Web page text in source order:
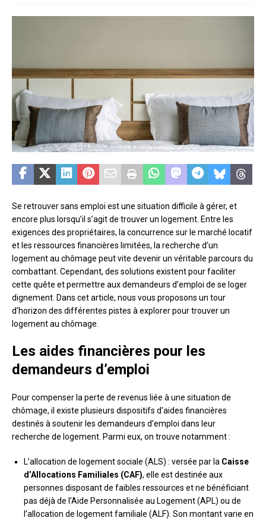
Se retrouver sans emploi est une situation difficile à gérer, et
encore plus lorsqu’il s’agit de trouver un logement. Entre les
exigences des propriétaires, la concurrence sur le marché locatif
et les ressources financières limitées, la recherche d’un
logement au chômage peut vite devenir un véritable parcours du
combattant. Cependant, des solutions existent pour faciliter
cette quête et permettre aux demandeurs d’emploi de se loger
dignement. Dans cet article, nous vous proposons un tour
d’horizon des différentes pistes à explorer pour trouver un
logement au chômage.
Les aides financières pour les
demandeurs d’emploi
Pour compenser la perte de revenus liée à une situation de
chômage, il existe plusieurs dispositifs d’aides financières
destinés à soutenir les demandeurs d’emploi dans leur
recherche de logement. Parmi eux, on trouve notamment :
L’allocation de logement sociale (ALS) : versée par la Caisse
d’Allocations Familiales (CAF), elle est destinée aux
personnes disposant de faibles ressources et ne bénéficiant
pas déjà de l’Aide Personnalisée au Logement (APL) ou de
l’allocation de logement familiale (ALF). Son montant varie en